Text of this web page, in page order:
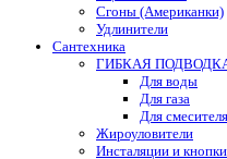
Сгоны (Американки)
Удлинители
Сантехника
ГИБКАЯ
Для воды
Для газа
Для смесителя
Жироуловители
Инсталяции и кнопки